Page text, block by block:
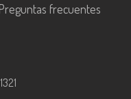
Preguntas frecuentes